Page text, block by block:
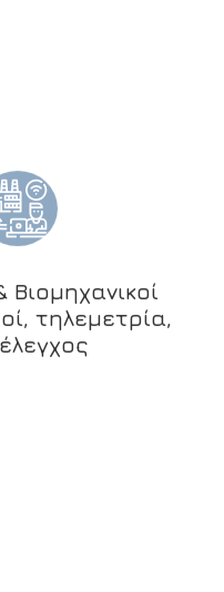
Βιομηχανικοί
τηλεμετρία,